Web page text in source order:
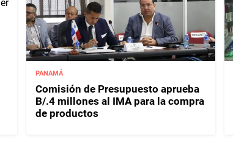
PANAMÁ
Comisión de Presupuesto aprueba
B/.4 millones al IMA para la compra
de productos